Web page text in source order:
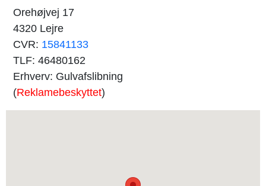
Orehøjvej 17
4320 Lejre
CVR: 15841133
TLF: 46480162
Erhverv: Gulvafslibning
(Reklamebeskyttet)